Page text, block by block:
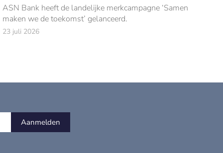
ASN Bank heeft de landelijke merkcampagne ‘Samen
maken we de toekomst’ gelanceerd.
23 juli 2026
Aanmelden